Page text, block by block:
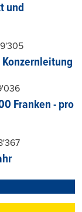
und
Franken - pro